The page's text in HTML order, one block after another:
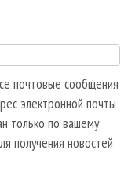
почтовые сообщения
электронной почты
только по вашему
получения новостей